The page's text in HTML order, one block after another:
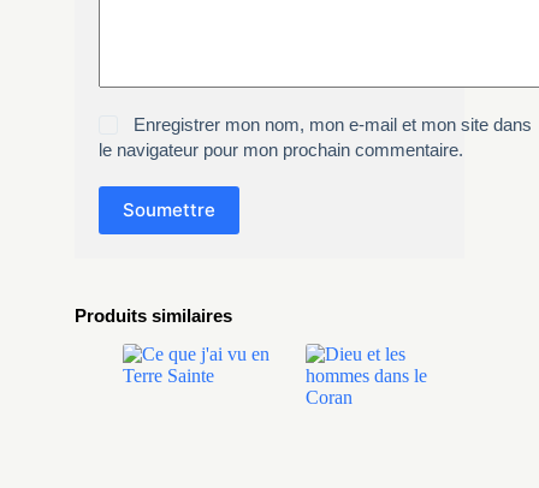
Produits similaires
Enregistrer mon nom, mon e-mail et mon site dans
le navigateur pour mon prochain commentaire.
Soumettre